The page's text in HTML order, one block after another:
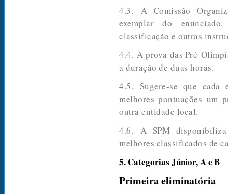
4.3. A Comissão
exemplar do
classificação e outras
4.4. A prova das Pré-
a duração de duas horas.
4.5. Sugere-se que cada
melhores pontuações um
outra entidade local.
4.6. A SPM
melhores classificados de
5. Categorias Júnior, A e B
Primeira eliminatória